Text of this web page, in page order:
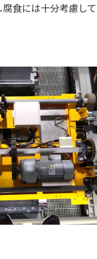
食には十分考慮し